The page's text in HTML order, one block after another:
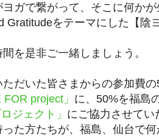
ヨガで繋がって、そこに何か
Gratitudeをテーマにした【陰
を是非ご一緒しましょう。
ただいた皆さまからの参加費
FOR project」 に、50%を福島
ジェクト」 にご協力させてい
った方たちが、福島、仙台で